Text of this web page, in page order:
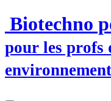
Biotechno
pour les profs